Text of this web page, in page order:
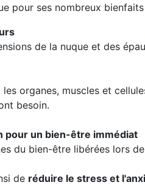
pour ses nombreux
de la nuque et des
organes, muscles et
besoin.
pour un bien-être immédiat
du bien-être libérées lors
de réduire le stress et